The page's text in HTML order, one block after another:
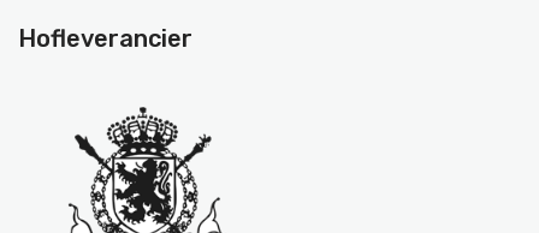
Hofleverancier